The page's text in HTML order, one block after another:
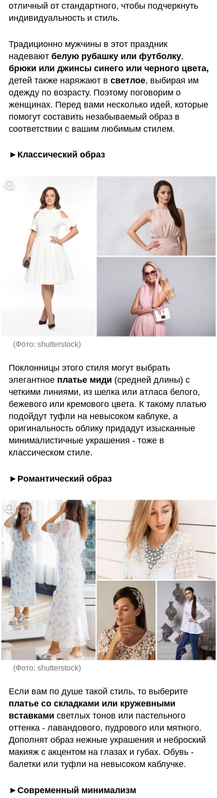
отличный от стандартного, чтобы подчеркнуть
индивидуальность и стиль.
Традиционно мужчины в этот праздник
надевают белую рубашку или футболку
детей также наряжают в светлое, выбирая им
одежду по возрасту. Поэтому поговорим о
женщинах. Перед вами несколько идей, которые
помогут составить незабываемый образ в
соответствии с вашим любимым стилем.
►Классический образ
(Фото: shutterstock)
Поклонницы этого стиля могут выбрать
элегантное платье миди (средней длины) с
четкими линиями, из шелка или атласа белого,
бежевого или кремового цвета. К такому платью
подойдут туфли на невысоком каблуке, а
оригинальность облику придадут изысканные
минималистичные украшения - тоже в
классическом стиле.
►Романтический образ
(Фото: shutterstock)
Если вам по душе такой стиль, то выберите
платье со складками или кружевными
вставками светлых тонов или пастельного
оттенка - лавандового, пудрового или мятного.
Дополнят образ нежные украшения и неброский
макияж с акцентом на глазах и губах. Обувь -
балетки или туфли на невысоком каблучке.
►Современный минимализм